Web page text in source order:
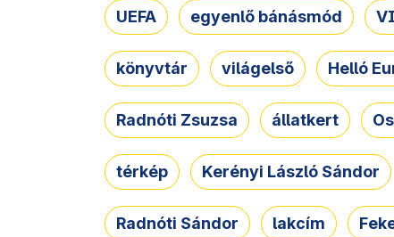
UEFA egyenlő bánásmód
könyvtár világelső Helló
Radnóti Zsuzsa állatkert
térkép Kerényi László Sándor
Radnóti Sándor lakcím